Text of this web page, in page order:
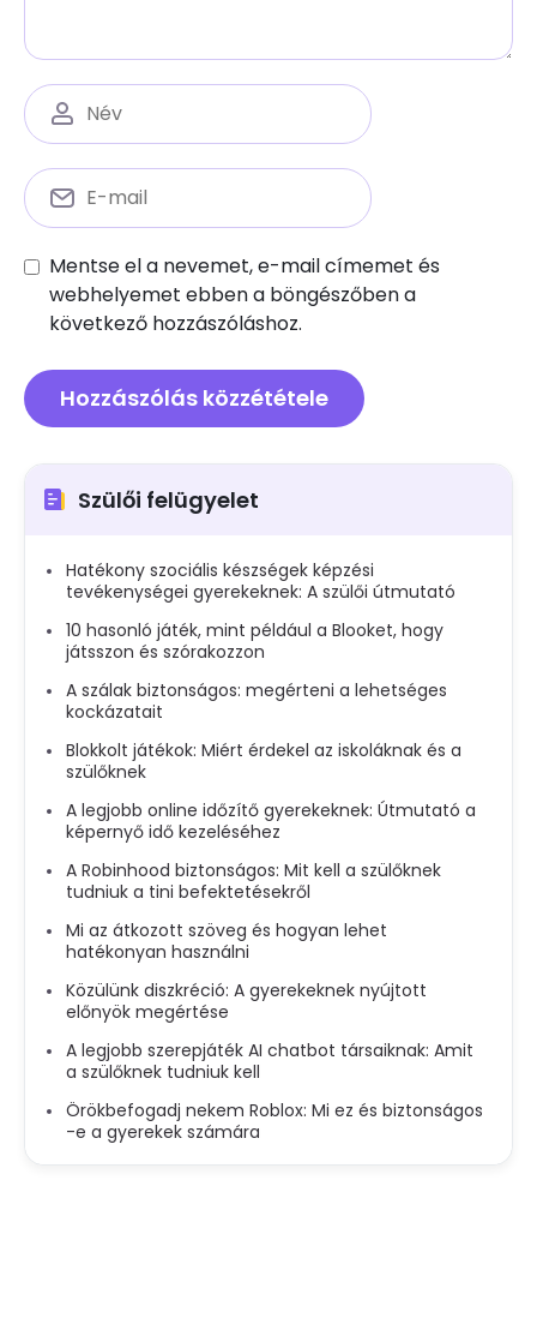
Mentse el a nevemet, e-mail címemet és
webhelyemet ebben a böngészőben a
következő hozzászóláshoz.
Szülői felügyelet
Hatékony szociális készségek képzési
tevékenységei gyerekeknek: A szülői útmutató
10 hasonló játék, mint például a Blooket, hogy
játsszon és szórakozzon
A szálak biztonságos: megérteni a lehetséges
kockázatait
Blokkolt játékok: Miért érdekel az iskoláknak és a
szülőknek
A legjobb online időzítő gyerekeknek: Útmutató a
képernyő idő kezeléséhez
A Robinhood biztonságos: Mit kell a szülőknek
tudniuk a tini befektetésekről
Mi az átkozott szöveg és hogyan lehet
hatékonyan használni
Közülünk diszkréció: A gyerekeknek nyújtott
előnyök megértése
A legjobb szerepjáték AI chatbot társaiknak: Amit
a szülőknek tudniuk kell
Örökbefogadj nekem Roblox: Mi ez és biztonságos
-e a gyerekek számára